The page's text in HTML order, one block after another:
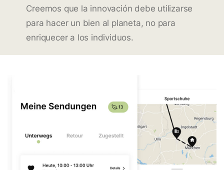
Creemos que la innovación debe utilizarse
para hacer un bien al planeta, no para
enriquecer a los individuos.